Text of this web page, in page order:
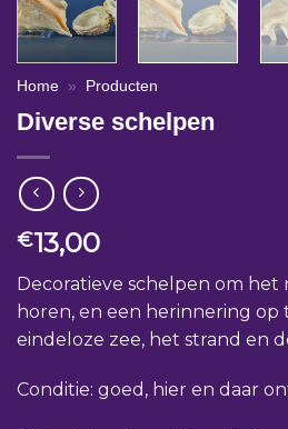
Home » Producten
Diverse schelpen
€13,00
Decoratieve schelpen om het
horen, en een herinnering op
eindeloze zee, het strand en
Conditie: goed, hier en daar